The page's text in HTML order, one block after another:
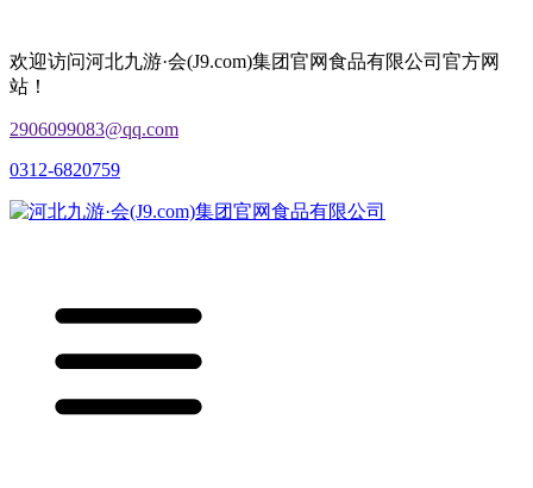
欢迎访问河北九游·会(J9.com)集团官网食品有限公司官方网
站！
2906099083@qq.com
0312-6820759